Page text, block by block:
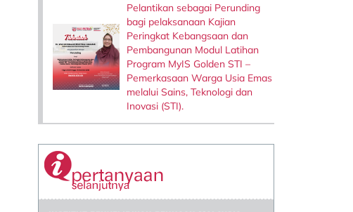
Pelantikan sebagai Perunding
bagi pelaksanaan Kajian
Peringkat Kebangsaan dan
Pembangunan Modul Latihan
Program MyIS Golden STI –
Pemerkasaan Warga Usia Emas
melalui Sains, Teknologi dan
Inovasi (STI).